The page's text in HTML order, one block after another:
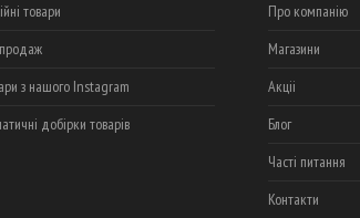
товари
з нашого Instagram
добірки товарів
Про компанію
Магазини
Акціі
Блог
Часті питання
Контакти